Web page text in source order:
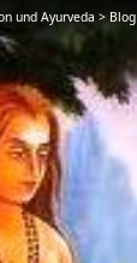
und Ayurveda > Blog